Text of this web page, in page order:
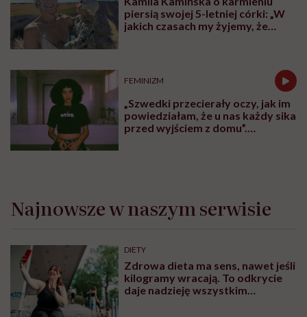
Domach Ronalda McDonalda, pokojach rodzinnych i
tysiącach łóżek dla rodziców, dzięki którym opieka nad
dzieckiem staje się bardziej ludzka. Bo kiedy choruje
dziecko, wsparcia potrzebuje cała rodzina.
#Aktywistka. Sprawia, że pewne rzeczy się
inicjują, łączy ludzi i projekty, kocha
może się czaić za rogiem
Zobacz profil